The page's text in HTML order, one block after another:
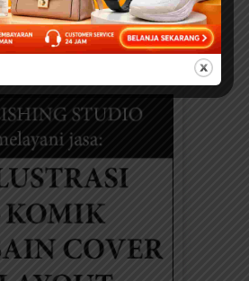
Nabi Musa, Si Miskin, dan Si
Kaya
DOWNLOAD FULL EBOOK
ANAK PRINTABLE Suatu...